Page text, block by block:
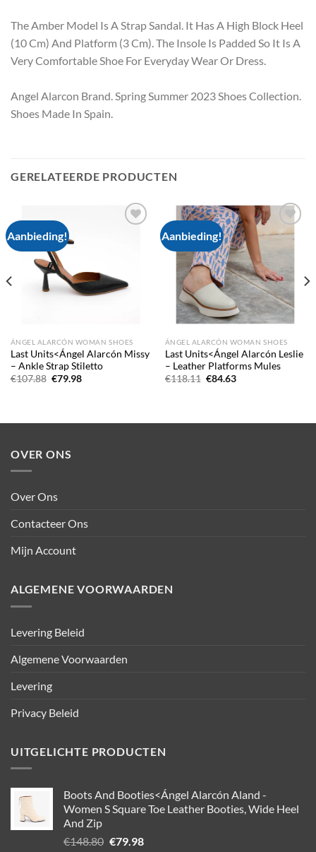
The Amber Model Is A Strap Sandal. It Has A High Block Heel
(10 Cm) And Platform (3 Cm). The Insole Is Padded So It Is A
Very Comfortable Shoe For Everyday Wear Or Dress.
Angel Alarcon Brand. Spring Summer 2023 Shoes Collection.
Shoes Made In Spain.
GERELATEERDE PRODUCTEN
Aanbieding!
ÁNGEL ALARCÓN WOMAN SHOES
Last Units<Ángel Alarcón Missy
– Ankle Strap Stiletto
€107.88 Oorspronkelijke
€79.98Huidige
Aanbieding!
Add to
ÁNGEL ALARCÓN WOMAN SHOES
Last Units<Ángel Alarcón Leslie
– Leather Platforms Mules
€118.11 Oorspronkelijke
€84.63Huidige
OVER ONS
Over Ons
Contacteer Ons
Mijn Account
ALGEMENE VOORWAARDEN
Levering Beleid
Algemene Voorwaarden
Levering
Privacy Beleid
UITGELICHTE PRODUCTEN
Boots And Booties<Ángel Alarcón Aland -
Women S Square Toe Leather Booties, Wide Heel
And Zip
€148.80 Oorspronkelijke
€79.98Huidige